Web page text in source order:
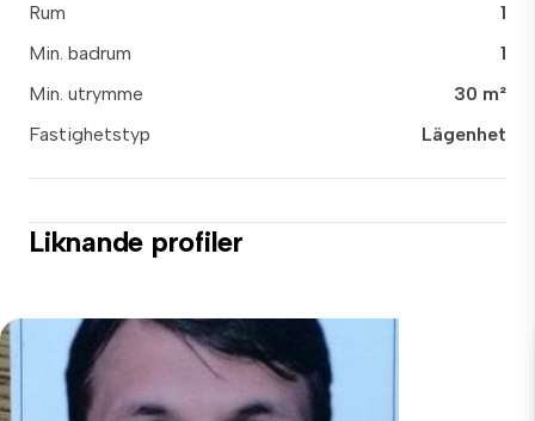
Rum
1
Min. badrum
1
Min. utrymme
30 m²
Fastighetstyp
Lägenhet
Liknande profiler